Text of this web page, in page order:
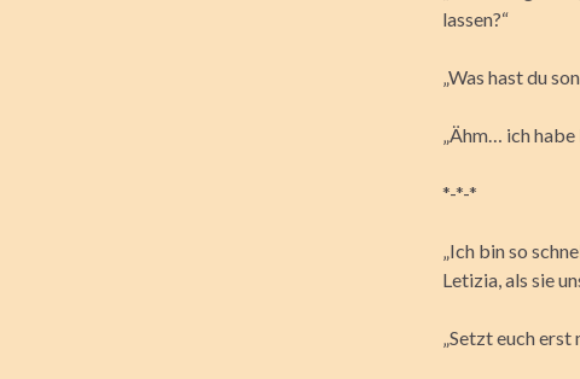
lassen?“
„Was hast du
„Ähm… ich habe
*-*-*
„Ich bin so
Letizia, als sie
„Setzt euch erst